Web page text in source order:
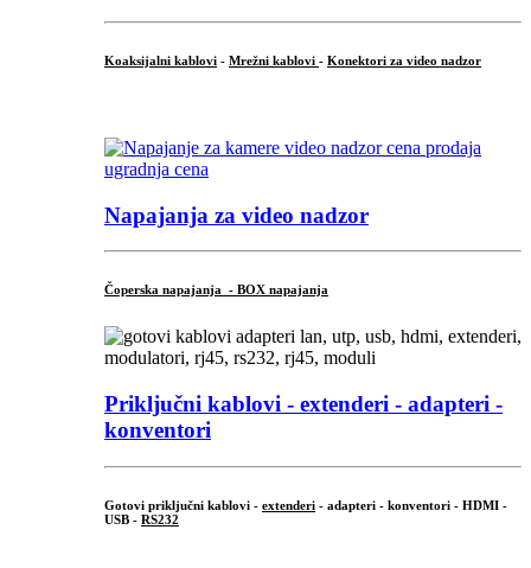
Koaksijalni kablovi - Mrežni kablovi - Konektori za video nadzor
Napajanja za video nadzor
Čoperska napajanja - BOX napajanja
Priključni kablovi - extenderi - adapteri -
konventori
Gotovi priključni kablovi - extenderi - adapteri - konventori - HDMI -
USB - RS232